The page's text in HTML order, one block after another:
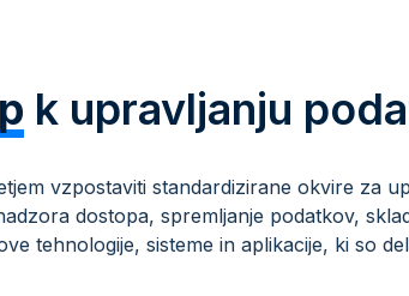
k upravljanju
vzpostaviti standardizirane okvire za
dostopa, spremljanje podatkov,
tehnologije, sisteme in aplikacije, ki so